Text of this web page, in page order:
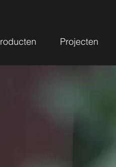
Projecten